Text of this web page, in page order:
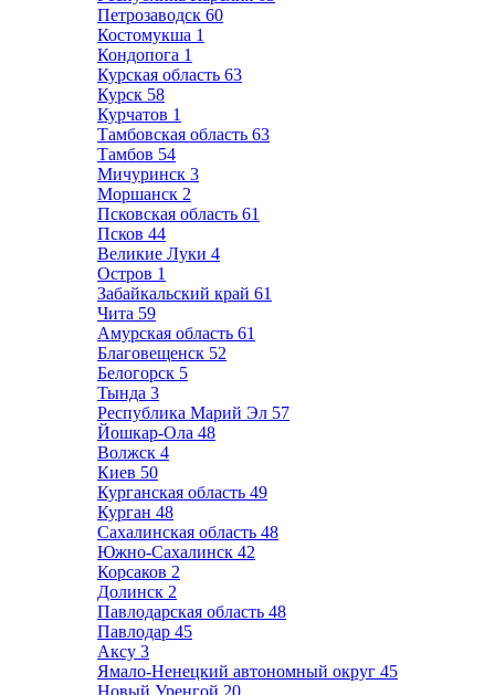
Петрозаводск 60
Костомукша 1
Кондопога 1
Курская область 63
Курск 58
Курчатов 1
Тамбовская область 63
Тамбов 54
Мичуринск 3
Моршанск 2
Псковская область 61
Псков 44
Великие Луки 4
Остров 1
Забайкальский край 61
Чита 59
Амурская область 61
Благовещенск 52
Белогорск 5
Тында 3
Республика Марий Эл 57
Йошкар-Ола 48
Волжск 4
Киев 50
Курганская область 49
Курган 48
Сахалинская область 48
Южно-Сахалинск 42
Корсаков 2
Долинск 2
Павлодарская область 48
Павлодар 45
Аксу 3
Ямало-Ненецкий автономный округ 45
Новый Уренгой 20